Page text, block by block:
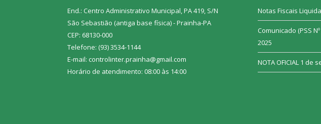
End.: Centro Administrativo Municipal, PA 419, S/N
São Sebastião (antiga base física) - Prainha-PA
CEP: 68130-000
Telefone: (93) 3534-1144
E-mail: controlinter.prainha@gmail.com
Horário de atendimento: 08:00 às 14:00
Notas Fiscais
Comunicado (PSS
2025
NOTA OFICIAL 1 de